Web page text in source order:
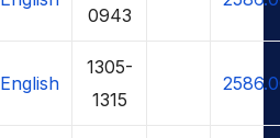
0943
English
1305-
1315